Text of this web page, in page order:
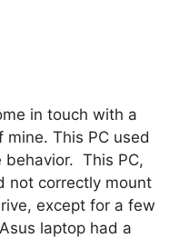
in touch with a
This PC used
This PC,
not correctly mount
except for a few
laptop had a